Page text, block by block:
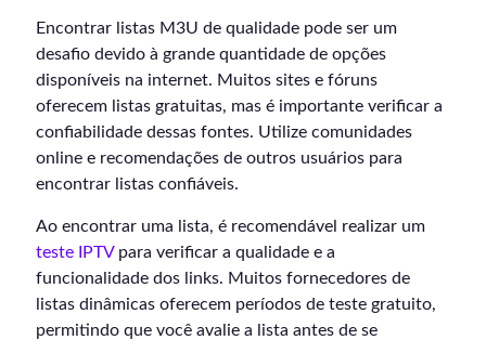
Encontrar listas M3U de qualidade pode ser um
desafio devido à grande quantidade de opções
disponíveis na internet. Muitos sites e fóruns
oferecem listas gratuitas, mas é importante verificar a
confiabilidade dessas fontes. Utilize comunidades
online e recomendações de outros usuários para
encontrar listas confiáveis.
Ao encontrar uma lista, é recomendável realizar um
teste IPTVpara verificar a qualidade e a
funcionalidade dos links. Muitos fornecedores de
listas dinâmicas oferecem períodos de teste gratuito,
permitindo que você avalie a lista antes de se